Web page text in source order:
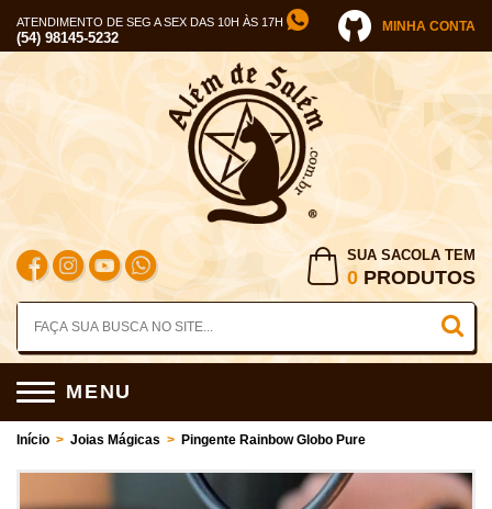
ATENDIMENTO DE SEG A SEX DAS 10H ÀS 17H
(54) 98145-5232
MINHA CONTA
SUA SACOLA TEM
0 PRODUTOS
MENU
Início > Joias Mágicas > Pingente Rainbow Globo Pure